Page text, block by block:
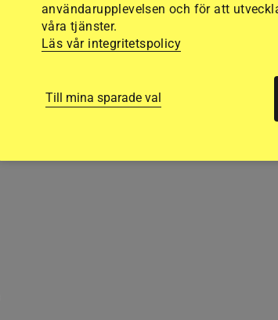
användarupplevelsen och för att
våra tjänster.
Läs vår integritetspolicy
Till mina sparade val